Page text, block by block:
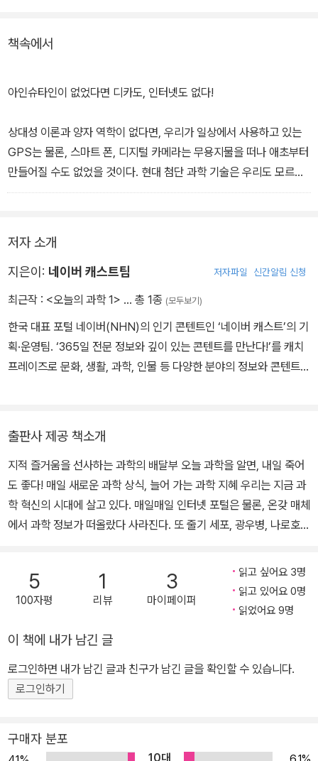
01.09 신의 입자를 찾아서 01.10 천문학자들의 성운 작명 센스 01.1
지배자, 암흑 에너지 01.17 키를리안 사진의 미스터리 01.19 돼지 회
별 01.23 신의 입자를 때릴 LHC 01.26 뇌가 젊어야 오래 산다 01.2
7 동양 수학은 왜 없나? 01.30 변화의 방향계, 엔트로피
책속에서
아인슈타인이 없었다면 디카도, 인터넷도 없다!
상대성 이론과 양자 역학이 없다면, 우리가 일상에서 사용하고 있는
GPS는 물론, 스마트 폰, 디지털 카메라는 무용지물을 떠나 애초부터
만들어질 수도 없었을 것이다. 현대 첨단 과학 기술은 우리도 모르는
사이, 우리 생활 곳곳에 침투해 있다. 100여 컷에 달하는 화려한 도판
을 한다.
뿐만 아니라 저자들이 각고의 노력을 저술한 각 꼭지와 꼭지 사이에
는 그날 그날에 어떤 과학적 사건들이 일어났는지 소개하는 글들이
사고할 수 있는 실마리들을 마련해 놓고 있어, 과학 참고 서적으로서
도 역할을 할 수 있을 것이다.
일상 구석구석과, 과학사의 틈새와 틈새를 훑으며 과학의 핵심을 소
우주론 세게의 어제, 오늘, 내일을 만날 수 있을 것이다.
저자 소개
지은이: 네이버 캐스트팀 저자파일 신간알림 신청
최근작 : <오늘의 과학 1> … 총 1종 (모두보기)
한국 대표 포털 네이버(NHN)의 인기 콘텐트인 ‘네이버 캐스트’의 기
획·운영팀. ‘365일 전문 정보와 깊이 있는 콘텐트를 만난다!’를 캐치
프레이즈로 문화, 생활, 과학, 인물 등 다양한 분야의 정보와 콘텐트를
樂 보드’ 등 유용하고 흥미로운 다양한 캐스트가 개설되어 있다.
출판사 제공 책소개
지적 즐거움을 선사하는 과학의 배달부 오늘 과학을 알면, 내일 죽어
도 좋다! 매일 새로운 과학 상식, 늘어 가는 과학 지혜 우리는 지금 과
학 혁신의 시대에 살고 있다. 매일매일 인터넷 포털은 물론, 온갖 매체
에서 과학 정보가 떠올랐다 사라진다. 또 줄기 세포, 광우병, 나로호
이 전 국민을 전문가보다 더 많은 정보를 비전문가로 변신시키는 시
대이다. 하지만 과학 기술 사건의 근간이 되는 기초적인 과학 정보에
대부분의 시민과 네티즌(누리꾼)은 쉽게 따라가지 못하는 것은 여전
오늘의 과학> 1권은 쉬지 않고 갱신되어 가는 과학 기술 정보를 뒤쫓
아 가고 싶은 시민과 네티즌을 위한 징검다리로서 기획된 책이다. 네
이버 캐스트팀이 기획하고, 국내의 저명한 과학자들이 직접 쓴 원고
로 이루어진 2009년 1월 1일을 시작으로 매주 5회씩 네이버 캐스트
트이다. 갈릴레오의 망원경 천문 관측 400주년을 기념한 세계 천문
5
100자평
1
리뷰
3
마이페이퍼
읽고 싶어요 3명
읽고 있어요 0명
읽었어요 9명
이 책에 내가 남긴 글
로그인하면 내가 남긴 글과 친구가 남긴 글을 확인할 수 있습니다.
로그인하기
구매자 분포
10대